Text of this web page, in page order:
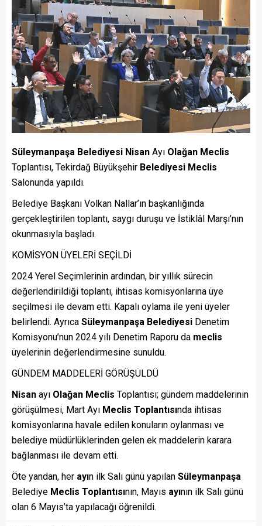
Süleymanpaşa Belediyesi Nisan Ayı Olağan Meclis
Toplantısı, Tekirdağ Büyükşehir Belediyesi Meclis
Salonunda yapıldı.
Belediye Başkanı Volkan Nallar’ın başkanlığında
gerçekleştirilen toplantı, saygı duruşu ve İstiklâl Marşı’nın
okunmasıyla başladı.
KOMİSYON ÜYELERİ SEÇİLDİ
2024 Yerel Seçimlerinin ardından, bir yıllık sürecin
değerlendirildiği toplantı, ihtisas komisyonlarına üye
seçilmesi ile devam etti. Kapalı oylama ile yeni üyeler
belirlendi. Ayrıca Süleymanpaşa Belediyesi Denetim
Komisyonu’nun 2024 yılı Denetim Raporu da meclis
üyelerinin değerlendirmesine sunuldu.
GÜNDEM MADDELERİ GÖRÜŞÜLDÜ
Nisan ayı Olağan Meclis Toplantısı; gündem maddelerinin
görüşülmesi, Mart Ayı Meclis Toplantısında ihtisas
komisyonlarına havale edilen konuların oylanması ve
belediye müdürlüklerinden gelen ek maddelerin karara
bağlanması ile devam etti.
Öte yandan, her ayın ilk Salı günü yapılan Süleymanpaşa
Belediye Meclis Toplantısının, Mayıs ayının ilk Salı günü
olan 6 Mayıs’ta yapılacağı öğrenildi.